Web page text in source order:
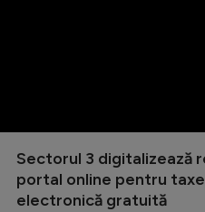
Sectorul 3 digitalizează
portal online pentru
electronică gratuită